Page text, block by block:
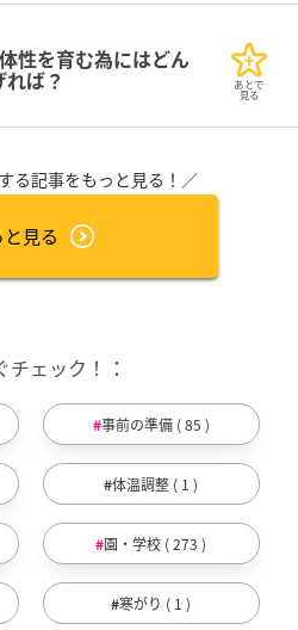
性を育む為にはどん
ば？ あとで
見る
る記事をもっと見る！／
見る
ェック！
事前の準備 ( 85 )
体温調整 ( 1 )
園・学校 ( 273 )
寒がり ( 1 )